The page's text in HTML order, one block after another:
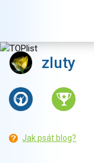
zluty
Jak psát blog?